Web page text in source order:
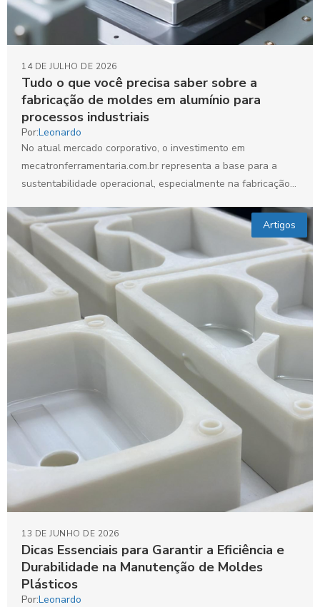
Tudo o que você precisa saber sobre a
fabricação de moldes em alumínio para
processos industriais
14 DE JULHO DE 2026
Por:Leonardo
No atual mercado corporativo, o investimento em
mecatronferramentaria.com.br representa a base para a
sustentabilidade operacional, especialmente na fabricação
Artigos
Dicas Essenciais para Garantir a Eficiência e
Durabilidade na Manutenção de Moldes
Plásticos
13 DE JUNHO DE 2026
Por:Leonardo